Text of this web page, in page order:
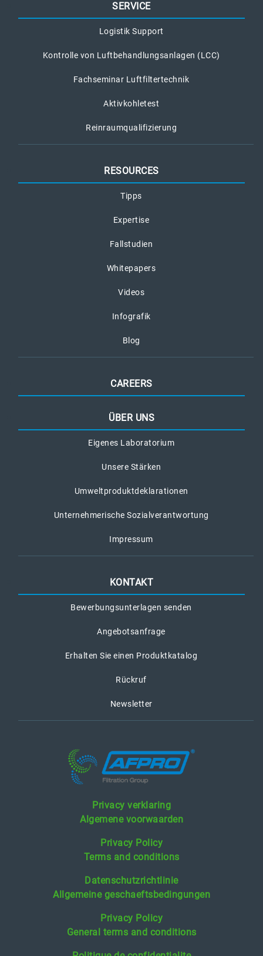
SERVICE
Logistik Support
Kontrolle von Luftbehandlungsanlagen (LCC)
Fachseminar Luftfiltertechnik
Aktivkohletest
Reinraumqualifizierung
RESOURCES
Tipps
Expertise
Fallstudien
Whitepapers
Videos
Infografik
Blog
CAREERS
ÜBER UNS
Eigenes Laboratorium
Unsere Stärken
Umweltproduktdeklarationen
Unternehmerische Sozialverantwortung
Impressum
KONTAKT
Bewerbungsunterlagen senden
Angebotsanfrage
Erhalten Sie einen Produktkatalog
Rückruf
Newsletter
Privacy verklaring
Algemene voorwaarden
Privacy Policy
Terms and conditions
Datenschutzrichtlinie
Allgemeine geschaeftsbedingungen
Privacy Policy
General terms and conditions